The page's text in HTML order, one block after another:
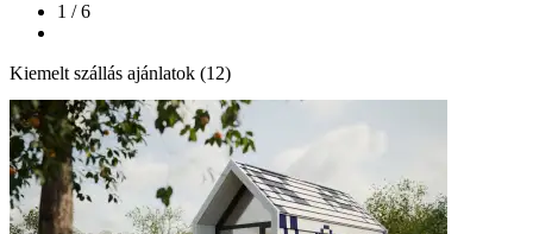
1 / 6
Kiemelt szállás ajánlatok (12)